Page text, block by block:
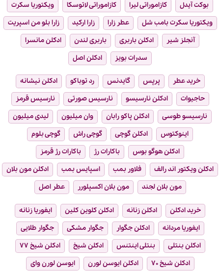
بوکت آیدل
کازاموراتی لیرا کازاموراتی لاتوسکا
ویکتوریا سکرت
ویکتوریا سکرت بامب شل
عطر زارا زارا ارکید
زارا بلو من اسپریت
آنجلز شیر
ادکلن باربری باربری لندن
ادکلن مانسرا
سدرات بویز
ادکلن اصل
خرید عطر پرپس گایدنس رد توباکو
ادکلن نیشانه
حاجیوات
ادکلن نارسیسو نارسیس صورتی
نارسیس قرمز
نارسیسو طوسی
ادکلن پاکو رابان وان میلیون
لیدی میلیون
اینوکتوس
ادکلن گوچی گوچی راش
گوچی بلوم
ادکلن هوگو بوس
باکارات رژ
باکارات رژ قرمز
ادکلن ویکتور اند رالف
فلاور بمب اسپایس بمب
ادکلن مون بلان
مون بلان لجند
مون بلان اکسپلورر عطر اصل
خرید ادکلن ادکلن زنانه ادکلن کلوین کلین
ایفوریا زنانه
ایفوریا مردانه
ادکلن جگوار جگوار مشکی
جگوار طلایی
ادکلن بنتلی
بنتلی اینتنس ادکلن شیخ
ادکلن شیخ ۷۷
ادکلن شیخ ۷۰
ادکلن ایوسن لورن
ایوسن لورن وای